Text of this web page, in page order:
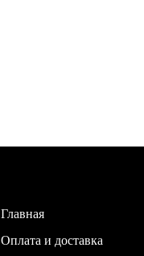
Главная
Оплата и доставка